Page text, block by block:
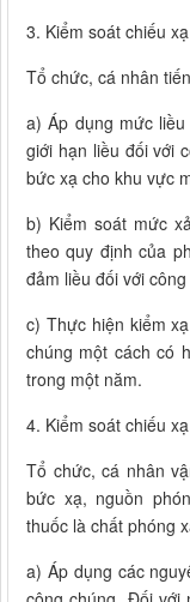
3. Kiểm soát chiếu
Tổ chức, cá nhân
a) Áp dụng mức
giới hạn liều đối với
bức xạ cho khu vực
b) Kiểm soát mức
theo quy định của
đảm liều đối với
c) Thực hiện kiểm
chúng một cách có
trong một năm.
4. Kiểm soát chiếu
Tổ chức, cá nhân
bức xạ, nguồn
thuốc là chất phóng
a) Áp dụng các